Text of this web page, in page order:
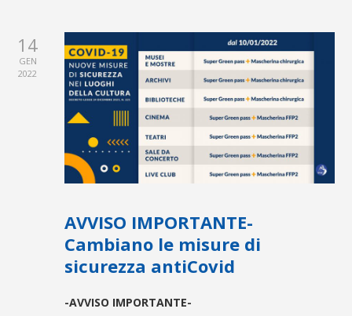
14
GEN
2022
AVVISO IMPORTANTE-
Cambiano le misure di
sicurezza antiCovid
-AVVISO IMPORTANTE-